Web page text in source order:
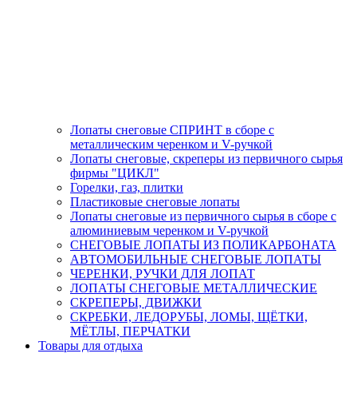
Лопаты снеговые СПРИНТ в сборе с
металлическим черенком и V-ручкой
Лопаты снеговые, скреперы из первичного сырья
фирмы "ЦИКЛ"
Горелки, газ, плитки
Пластиковые снеговые лопаты
Лопаты снеговые из первичного сырья в сборе с
алюминиевым черенком и V-ручкой
СНЕГОВЫЕ ЛОПАТЫ ИЗ ПОЛИКАРБОНАТА
АВТОМОБИЛЬНЫЕ СНЕГОВЫЕ ЛОПАТЫ
ЧЕРЕНКИ, РУЧКИ ДЛЯ ЛОПАТ
ЛОПАТЫ СНЕГОВЫЕ МЕТАЛЛИЧЕСКИЕ
СКРЕПЕРЫ, ДВИЖКИ
СКРЕБКИ, ЛЕДОРУБЫ, ЛОМЫ, ЩЁТКИ,
МЁТЛЫ, ПЕРЧАТКИ
Товары для отдыха